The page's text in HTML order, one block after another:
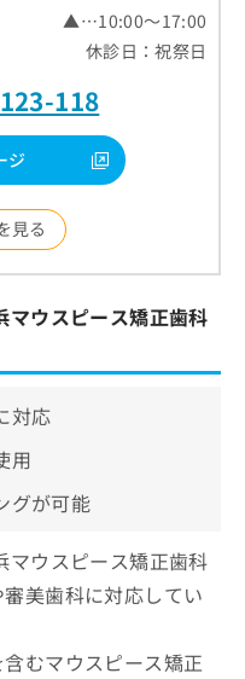
▲…10:00～17:00
休診日：祝祭日
118
ジ
見る
マウスピース矯正歯科
対応
用
グが可能
マウスピース矯正歯科
美歯科に対応してい
むマウスピース矯正